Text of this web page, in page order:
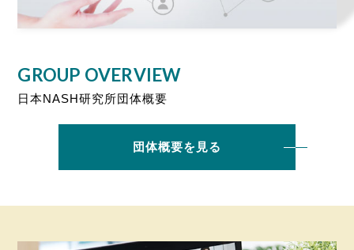
GROUP OVERVIEW
日本NASH研究所団体概要
団体概要を見る